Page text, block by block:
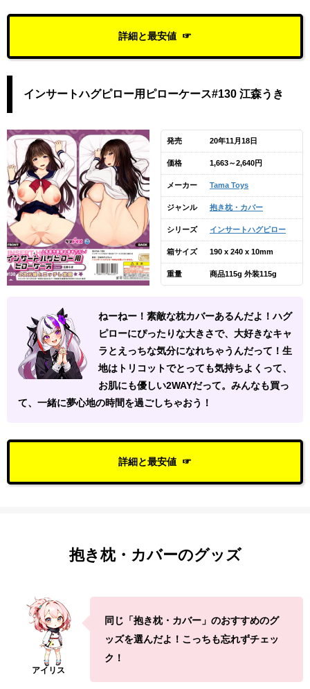
詳細と最安値
インサートハグピロー用ピローケース#130 江森うき
発売 20年11月18日
価格 1,663～2,640円
メーカー Tama Toys
ジャンル 抱き枕・カバー
シリーズ インサートハグピロー
箱サイズ 190 x 240 x 10mm
重量 商品115g 外装115g
ねーねー！素敵な枕カバーあるんだよ！ハグ
ピローにぴったりな大きさで、大好きなキャ
ラとえっちな気分になれちゃうんだって！生
地はトリコットでとっても気持ちよくって、
お肌にも優しい2WAYだって。みんなも買っ
て、一緒に夢心地の時間を過ごしちゃおう！
詳細と最安値
抱き枕・カバーのグッズ
同じ「抱き枕・カバー」のおすすめのグ
ッズを選んだよ！こっちも忘れずチェッ
ク！